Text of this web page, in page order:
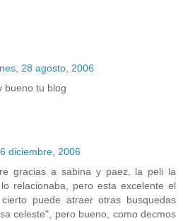
28 agosto, 2006
bueno tu blog
diciembre, 2006
gracias a sabina y paez, la peli la
relacionaba, pero esta excelente el
puede atraer otras busquedas
celeste", pero bueno, como decmos